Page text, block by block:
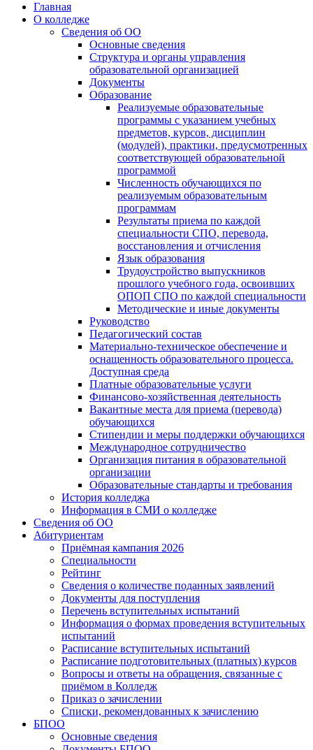
Главная
О колледже
Сведения об ОО
Основные сведения
Структура и органы управления
образовательной организацией
Документы
Образование
Реализуемые образовательные
программы с указанием учебных
предметов, курсов, дисциплин
(модулей), практики, предусмотренных
соответствующей образовательной
программой
Численность обучающихся по
реализуемым образовательным
программам
Результаты приема по каждой
специальности СПО, перевода,
восстановления и отчисления
Язык образования
Трудоустройство выпускников
прошлого учебного года, освоивших
ОПОП СПО по каждой специальности
Методические и иные документы
Руководство
Педагогический состав
Материально-техническое обеспечение и
оснащенность образовательного процесса.
Доступная среда
Платные образовательные услуги
Финансово-хозяйственная деятельность
Вакантные места для приема (перевода)
обучающихся
Стипендии и меры поддержки обучающихся
Международное сотрудничество
Организация питания в образовательной
организации
Образовательные стандарты и требования
История колледжа
Информация в СМИ о колледже
Сведения об ОО
Абитуриентам
Приёмная кампания 2026
Специальности
Рейтинг
Сведения о количестве поданных заявлений
Документы для поступления
Перечень вступительных испытаний
Информация о формах проведения вступительных
испытаний
Расписание вступительных испытаний
Расписание подготовительных (платных) курсов
Вопросы и ответы на обращения, связанные с
приёмом в Колледж
Приказ о зачислении
Списки, рекомендованных к зачислению
БПОО
Основные сведения